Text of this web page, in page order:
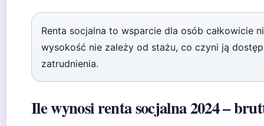
Renta socjalna to wsparcie dla osób całkowicie
wysokość nie zależy od stażu, co czyni ją
zatrudnienia.
Ile wynosi renta socjalna 2024 –